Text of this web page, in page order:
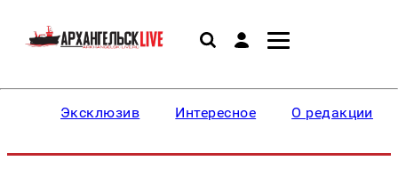
Эксклюзив Интересное О редакции